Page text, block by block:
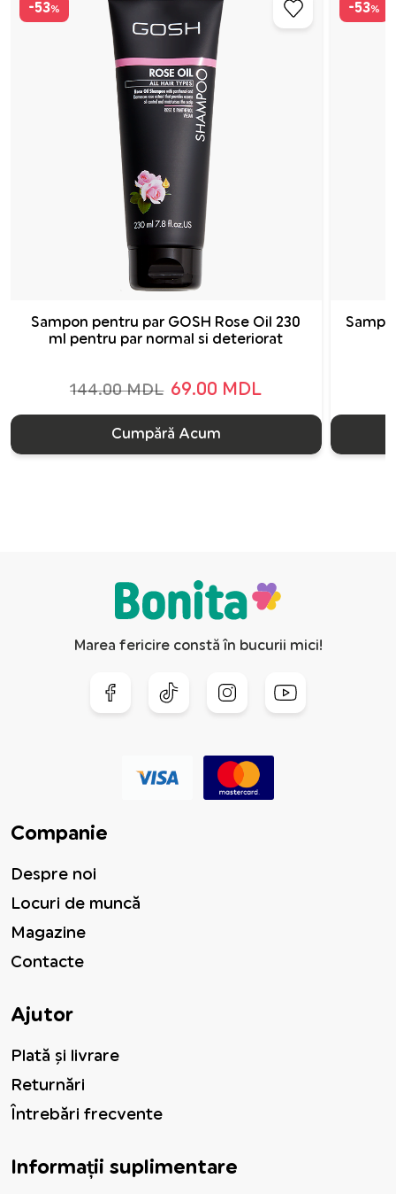
-53%
Sampon pentru par GOSH Rose Oil 230
ml pentru par normal si deteriorat
144.00 MDL 69.00 MDL
Cumpără Acum
-53%
Marea fericire constă în bucurii mici!
Companie
Despre noi
Locuri de muncă
Magazine
Contacte
Ajutor
Plată și livrare
Returnări
Întrebări frecvente
Informații suplimentare